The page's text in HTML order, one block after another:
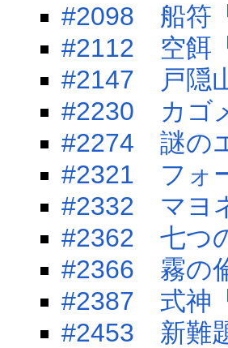
#2098 船符
#2112 空餌
#2147 戸隠
#2230 カゴ
#2274 謎の
#2321 フォ
#2332 マヨ
#2362 七つ
#2366 霧の
#2387 式神
#2453 新難